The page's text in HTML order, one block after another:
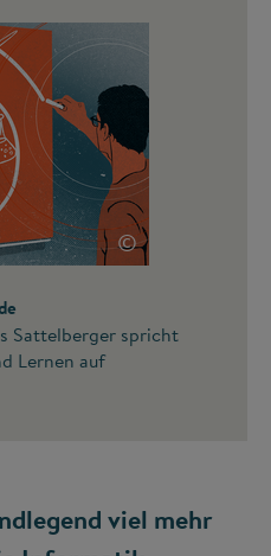
©
Sattelberger spricht
Lernen auf
viel mehr